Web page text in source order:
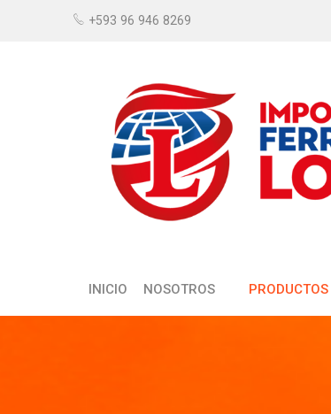
+593 96 946 8269
INICIO NOSOTROS PRODUCTOS